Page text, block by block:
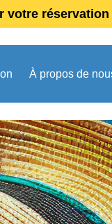
votre réservation
À propos de